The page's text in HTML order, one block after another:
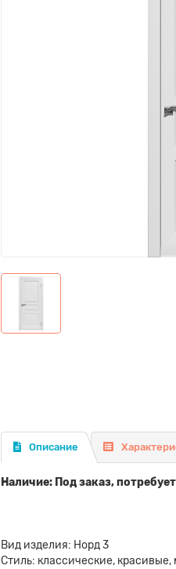
Описание
Наличие: Под заказ,
Вид изделия: Норд 3
Стиль: классические,